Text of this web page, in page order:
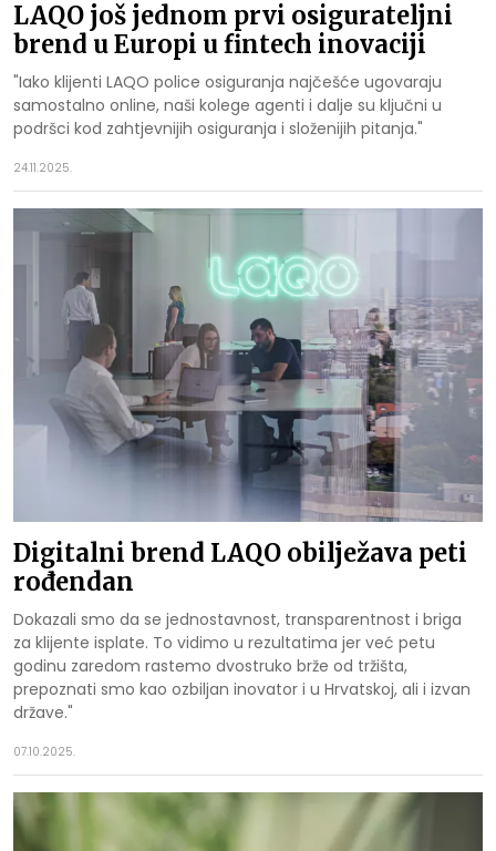
LAQO još jednom prvi osigurateljni
brend u Europi u fintech inovaciji
"Iako klijenti LAQO police osiguranja najčešće ugovaraju
samostalno online, naši kolege agenti i dalje su ključni u
podršci kod zahtjevnijih osiguranja i složenijih pitanja."
24.11.2025.
Digitalni brend LAQO obilježava peti
rođendan
Dokazali smo da se jednostavnost, transparentnost i briga
za klijente isplate. To vidimo u rezultatima jer već petu
godinu zaredom rastemo dvostruko brže od tržišta,
prepoznati smo kao ozbiljan inovator i u Hrvatskoj, ali i izvan
države."
07.10.2025.